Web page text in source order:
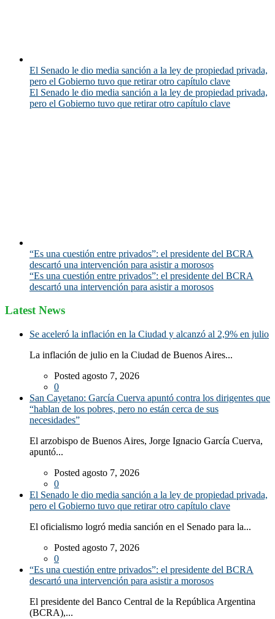
El Senado le dio media sanción a la ley de propiedad privada,
pero el Gobierno tuvo que retirar otro capítulo clave
El Senado le dio media sanción a la ley de propiedad privada,
pero el Gobierno tuvo que retirar otro capítulo clave
“Es una cuestión entre privados”: el presidente del BCRA
descartó una intervención para asistir a morosos
“Es una cuestión entre privados”: el presidente del BCRA
descartó una intervención para asistir a morosos
Latest News
Se aceleró la inflación en la Ciudad y alcanzó al 2,9% en julio
La inflación de julio en la Ciudad de Buenos Aires...
Posted agosto 7, 2026
0
San Cayetano: García Cuerva apuntó contra los dirigentes que
“hablan de los pobres, pero no están cerca de sus
necesidades”
El arzobispo de Buenos Aires, Jorge Ignacio García Cuerva,
apuntó...
Posted agosto 7, 2026
0
El Senado le dio media sanción a la ley de propiedad privada,
pero el Gobierno tuvo que retirar otro capítulo clave
El oficialismo logró media sanción en el Senado para la...
Posted agosto 7, 2026
0
“Es una cuestión entre privados”: el presidente del BCRA
descartó una intervención para asistir a morosos
El presidente del Banco Central de la República Argentina
(BCRA),...